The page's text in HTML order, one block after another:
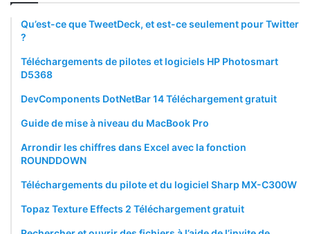
Qu’est-ce que TweetDeck, et est-ce seulement pour Twitter
?
Téléchargements de pilotes et logiciels HP Photosmart
D5368
DevComponents DotNetBar 14 Téléchargement gratuit
Guide de mise à niveau du MacBook Pro
Arrondir les chiffres dans Excel avec la fonction
ROUNDDOWN
Téléchargements du pilote et du logiciel Sharp MX-C300W
Topaz Texture Effects 2 Téléchargement gratuit